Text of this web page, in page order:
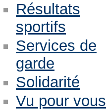
Résultats
sportifs
Services de
garde
Solidarité
Vu pour vous